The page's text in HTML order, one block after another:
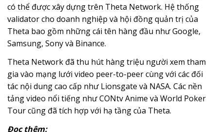
có thể được xây dựng trên Theta Network. Hệ thống
validator cho doanh nghiệp và hội đồng quản trị của
Theta bao gồm những cái tên hàng đầu như Google,
Samsung, Sony và Binance.
Theta Network đã thu hút hàng triệu người xem tham
gia vào mạng lưới video peer-to-peer cùng với các đối
tác nội dung cao cấp như Lionsgate và NASA. Các nền
tảng video nổi tiếng như CONtv Anime và World Poker
Tour cũng đã tích hợp với hạ tầng của Theta.
Đọc thêm: